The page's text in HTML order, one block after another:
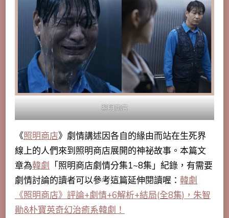
照明商店
《照明商店》劇情講述因各自的緣由而站在生死界
線上的人們來到照明商店展開的神祕故事。本篇文
章為韓劇
「照明商店劇情分集1~8集」紀錄，有需要
劇情討論的讀者可以參考這篇延伸閱讀喔： 韓劇
《照明商店》評論+劇情+6解析+結局(全8集)，朱智
勛&朴寶英奇幻治癒系韓劇！